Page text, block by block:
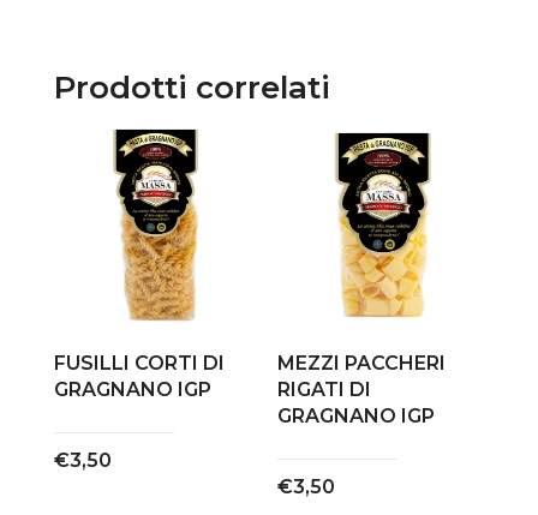
Prodotti correlati
FUSILLI CORTI DI
GRAGNANO IGP
€3,50
MEZZI PACCHERI
RIGATI DI
GRAGNANO IGP
€3,50